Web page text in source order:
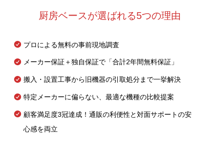
厨房ベースが選ばれる5つの理由
プロによる無料の事前現地調査
メーカー保証＋独自保証で「合計2年間無料保証」
搬入・設置工事から旧機器の引取処分まで一挙解決
特定メーカーに偏らない、最適な機種の比較提案
顧客満足度3冠達成！通販の利便性と対面サポートの安
心感を両立